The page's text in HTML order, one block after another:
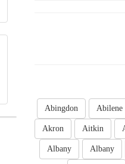
Abilene
Abingdon
Aitkin
Akron
Albany
Albany